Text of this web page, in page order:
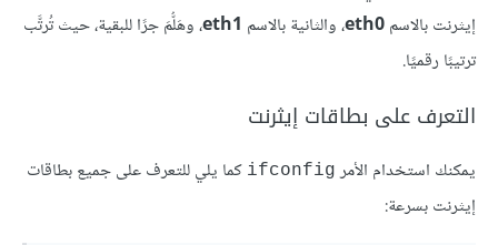
إيثرنت بالاسمeth0، والثانية بالاسم eth1، وهَلُّمَ جرًا للبقية، حيث تُرتَّب
ترتيبًا رقميًا.
التعرف على بطاقات إيثرنت
يمكنك استخدام الأمر ifconfig كما يلي للتعرف على جميع بطاقات
إيثرنت بسرعة: